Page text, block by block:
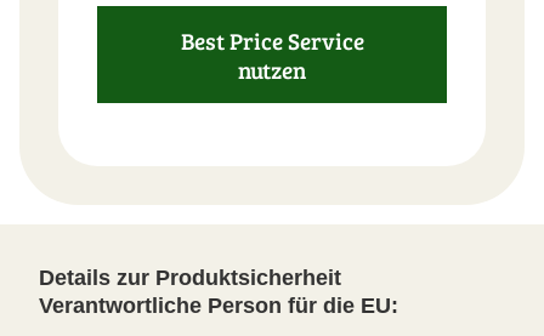
Best Price Service
nutzen
Details zur Produktsicherheit
Verantwortliche Person für die EU: